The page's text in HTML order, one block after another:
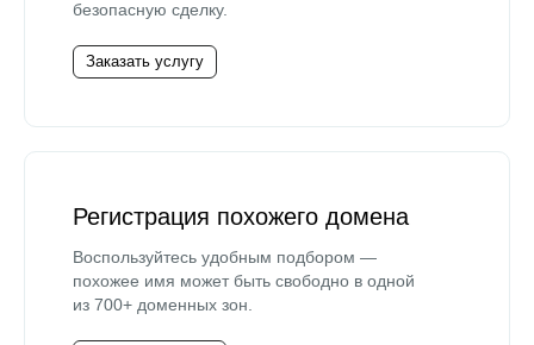
безопасную сделку.
Заказать услугу
Регистрация похожего домена
Воспользуйтесь удобным подбором —
похожее имя может быть свободно в одной
из 700+ доменных зон.